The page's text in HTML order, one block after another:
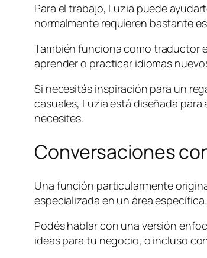
Para el trabajo, Luzia puede
normalmente requieren bastante
También funciona como traductor
aprender o practicar idiomas
Si necesitás inspiración para un
casuales, Luzia está diseñada
necesites.
Conversaciones
Una función particularmente
especializada en un área específica.
Podés hablar con una versión
ideas para tu negocio, o incluso